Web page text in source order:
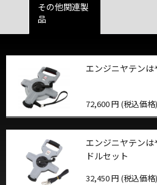
その他関連製
品
エンジニヤテン
72,600 円 (税込価格)
エンジニヤテンは
ドルセット
32,450 円 (税込価格)